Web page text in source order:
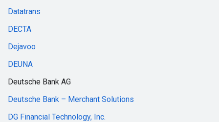
Datatrans
DECTA
Dejavoo
DEUNA
Deutsche Bank AG
Deutsche Bank – Merchant Solutions
DG Financial Technology, Inc.